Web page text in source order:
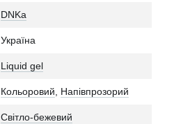
DNKa
Україна
Liquid gel
Кольоровий Напівпрозорий
Світло-бежевий